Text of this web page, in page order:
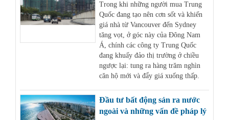
Trong khi những người mua Trung
Quốc đang tạo nên cơn sốt và khiến
giá nhà từ Vancouver đến Sydney
tăng vọt, ở góc này của Đông Nam
Á, chính các công ty Trung Quốc
đang khuấy đảo thị trường ở chiều
ngược lại: tung ra hàng trăm nghìn
căn hộ mới và đẩy giá xuống thấp.
Đầu tư bất động sản ra nước
ngoài và những vấn đề pháp lý